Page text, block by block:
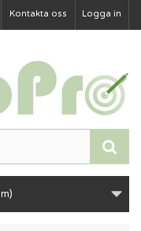
Logga in
Kontakta oss